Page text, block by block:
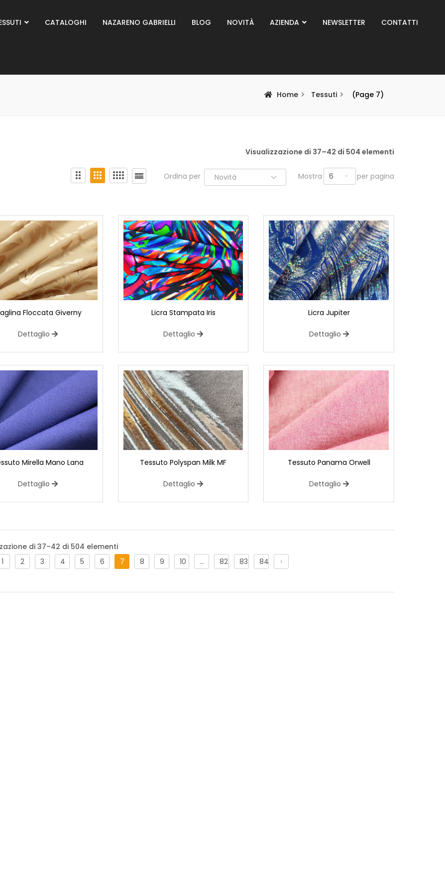
CATALOGHI NAZARENO GABRIELLI BLOG NOVITÀ AZIENDA NEWSLETTER CONTATTI
Home Tessuti (Page 7)
Visualizzazione di 37–42 di 504 elementi
Ordina per Mostra 6 per pagina
Floccata Giverny
Dettaglio
Licra Stampata Iris
Dettaglio
Licra Jupiter
Dettaglio
Mirella Mano Lana
Dettaglio
Tessuto Polyspan Milk MF
Dettaglio
Tessuto Panama Orwell
Dettaglio
o abiti da sera.
di 37–42 di 504 elementi
1
2 3 4 5 6 7 8 9 10 … 82 83 84